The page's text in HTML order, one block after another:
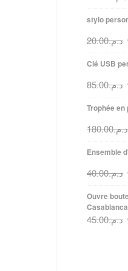
stylo
د.م.20.00
Clé USB
د.م.85.00
Trophée en
د.م.180.00
Ensemble
د.م.40.00
Ouvre
Casablanca
د.م.45.00